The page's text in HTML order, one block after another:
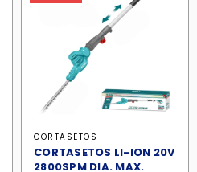
CORTASETOS
CORTASETOS LI-ION 20V
2800SPM DIA. MAX.